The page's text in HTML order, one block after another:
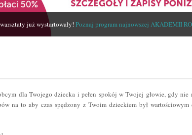
już wystartowały! Poznaj program najnowszej AKADEMII
dla Twojego dziecka i pełen spokój w Twojej głowie, gdy nie
na to aby czas spędzony z Twoim dzieckiem był wartościowym